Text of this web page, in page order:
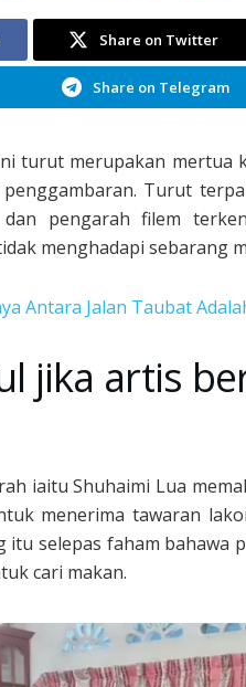
Share on Twitter
Share on Telegram
turut merupakan mertua
Turut
pengarah filem
menghadapi sebarang
Antara Jalan Taubat
jika artis
iaitu Shuhaimi Lua
menerima tawaran
selepas faham bahawa
cari makan.